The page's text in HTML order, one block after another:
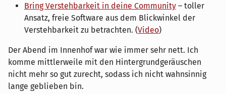
Bring Verstehbarkeit in deine Community – toller
Ansatz, freie Software aus dem Blickwinkel der
Verstehbarkeit zu betrachten. (Video)
Der Abend im Innenhof war wie immer sehr nett. Ich
komme mittlerweile mit den Hintergrundgeräuschen
nicht mehr so gut zurecht, sodass ich nicht wahnsinnig
lange geblieben bin.